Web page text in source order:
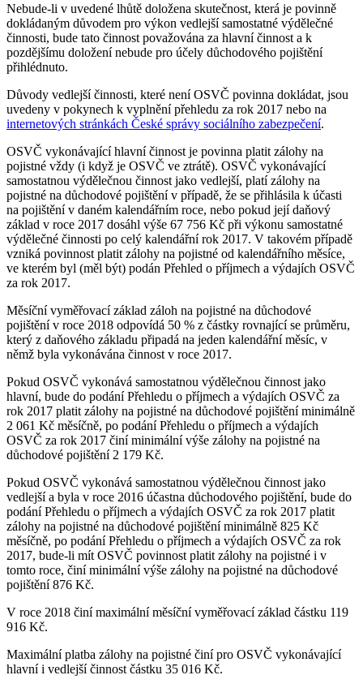
Nebude-li v uvedené lhůtě doložena skutečnost, která je povinně
dokládaným důvodem pro výkon vedlejší samostatné výdělečné
činnosti, bude tato činnost považována za hlavní činnost a k
pozdějšímu doložení nebude pro účely důchodového pojištění
přihlédnuto.
Důvody vedlejší činnosti, které není OSVČ povinna dokládat, jsou
uvedeny v pokynech k vyplnění přehledu za rok 2017 nebo na
internetových stránkách České správy sociálního zabezpečení.
OSVČ vykonávající hlavní činnost je povinna platit zálohy na
pojistné vždy (i když je OSVČ ve ztrátě). OSVČ vykonávající
samostatnou výdělečnou činnost jako vedlejší, platí zálohy na
pojistné na důchodové pojištění v případě, že se přihlásila k účasti
na pojištění v daném kalendářním roce, nebo pokud její daňový
základ v roce 2017 dosáhl výše 67 756 Kč při výkonu samostatné
výdělečné činnosti po celý kalendářní rok 2017. V takovém případě
vzniká povinnost platit zálohy na pojistné od kalendářního měsíce,
ve kterém byl (měl být) podán Přehled o příjmech a výdajích OSVČ
za rok 2017.
Měsíční vyměřovací základ záloh na pojistné na důchodové
pojištění v roce 2018 odpovídá 50 % z částky rovnající se průměru,
který z daňového základu připadá na jeden kalendářní měsíc, v
němž byla vykonávána činnost v roce 2017.
Pokud OSVČ vykonává samostatnou výdělečnou činnost jako
hlavní, bude do podání Přehledu o příjmech a výdajích OSVČ za
rok 2017 platit zálohy na pojistné na důchodové pojištění minimálně
2 061 Kč měsíčně, po podání Přehledu o příjmech a výdajích
OSVČ za rok 2017 činí minimální výše zálohy na pojistné na
důchodové pojištění 2 179 Kč.
Pokud OSVČ vykonává samostatnou výdělečnou činnost jako
vedlejší a byla v roce 2016 účastna důchodového pojištění, bude do
podání Přehledu o příjmech a výdajích OSVČ za rok 2017 platit
zálohy na pojistné na důchodové pojištění minimálně 825 Kč
měsíčně, po podání Přehledu o příjmech a výdajích OSVČ za rok
2017, bude-li mít OSVČ povinnost platit zálohy na pojistné i v
tomto roce, činí minimální výše zálohy na pojistné na důchodové
pojištění 876 Kč.
V roce 2018 činí maximální měsíční vyměřovací základ částku 119
916 Kč.
Maximální platba zálohy na pojistné činí pro OSVČ vykonávající
hlavní i vedlejší činnost částku 35 016 Kč.